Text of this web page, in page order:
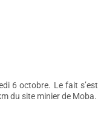
6 octobre. Le fait s’est
du site minier de Moba.